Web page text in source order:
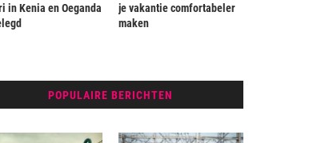
in Kenia en Oeganda
je vakantie comfortabeler
maken
POPULAIRE BERICHTEN